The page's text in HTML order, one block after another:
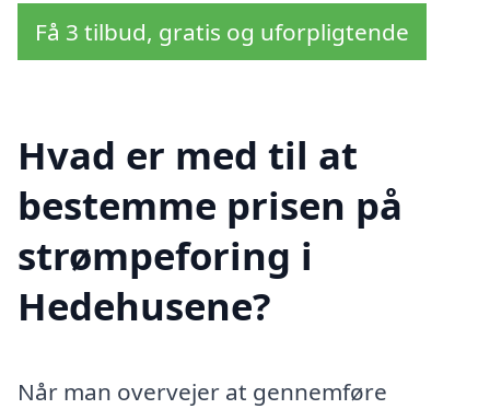
Få 3 tilbud, gratis og uforpligtende
Hvad er med til at
bestemme prisen på
strømpeforing i
Hedehusene?
Når man overvejer at gennemføre